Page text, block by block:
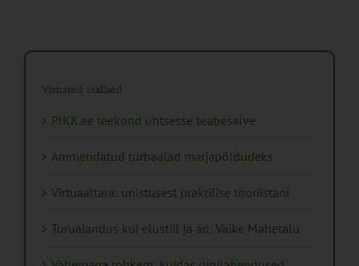
Viimased uudised
PIKK.ee teekond ühtsesse teabesalve
Ammendatud turbaalad marjapõldudeks
Virtuaaltara: unistusest praktilise tööriistani
Turuaiandus kui elustiil ja äri: Väike Mahetalu